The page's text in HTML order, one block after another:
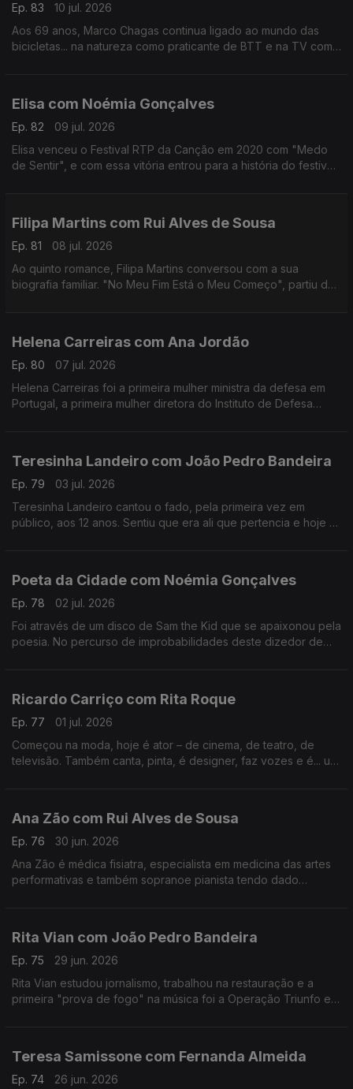
Ep. 83
10 jul. 2026
Aos 69 anos, Marco Chagas continua ligado ao mundo das
bicicletas... na natureza como praticante de BTT e na TV como
Elisa com Noémia Gonçalves
Ep. 82
09 jul. 2026
Elisa venceu o Festival RTP da Canção em 2020 com "Medo
de Sentir", e com essa vitória entrou para a história do festival,
Filipa Martins com Rui Alves de Sousa
Ep. 81
08 jul. 2026
Ao quinto romance, Filipa Martins conversou com a sua
biografia familiar. "No Meu Fim Está o Meu Começo", partiu de
Helena Carreiras com Ana Jordão
Ep. 80
07 jul. 2026
Helena Carreiras foi a primeira mulher ministra da defesa em
Portugal, a primeira mulher diretora do Instituto de Defesa
Teresinha Landeiro com João Pedro Bandeira
Ep. 79
03 jul. 2026
Teresinha Landeiro cantou o fado, pela primeira vez em
público, aos 12 anos. Sentiu que era ali que pertencia e hoje é
Poeta da Cidade com Noémia Gonçalves
Ep. 78
02 jul. 2026
Foi através de um disco de Sam the Kid que se apaixonou pela
poesia. No percurso de improbabilidades deste dizedor de
Ricardo Carriço com Rita Roque
Ep. 77
01 jul. 2026
Começou na moda, hoje é ator – de cinema, de teatro, de
televisão. Também canta, pinta, é designer, faz vozes e é... um
Ana Zão com Rui Alves de Sousa
Ep. 76
30 jun. 2026
Ana Zão é médica fisiatra, especialista em medicina das artes
performativas e também sopranoe pianista tendo dado
Rita Vian com João Pedro Bandeira
Ep. 75
29 jun. 2026
Rita Vian estudou jornalismo, trabalhou na restauração e a
primeira "prova de fogo" na música foi a Operação Triunfo em
Teresa Samissone com Fernanda Almeida
Ep. 74 26 jun. 2026